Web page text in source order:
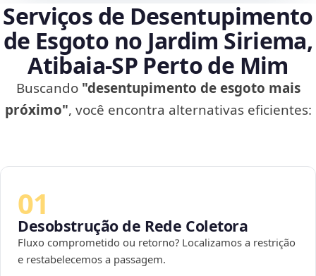
Serviços de Desentupimento
de Esgoto no Jardim Siriema,
Atibaia‑SP Perto de Mim
Buscando "desentupimento de esgoto mais
próximo", você encontra alternativas eficientes:
01
Desobstrução de Rede Coletora
Fluxo comprometido ou retorno? Localizamos a restrição
e restabelecemos a passagem.